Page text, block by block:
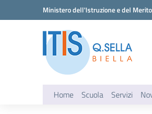
Vai ai contenuti
Vai al menu di navigazioneMinistero dell'Istruzione e del Merito
Home Scuola Servizi